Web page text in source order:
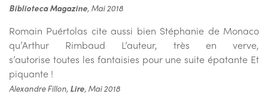
Biblioteca Magazine, Mai 2018
Romain Puértolas cite aussi bien Stéphanie de Monaco
qu’Arthur Rimbaud L’auteur, très en verve,
s’autorise toutes les fantaisies pour une suiteépatante Et
piquante !
Alexandre Fillon, Lire, Mai 2018